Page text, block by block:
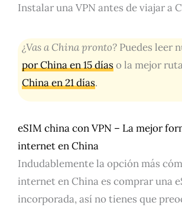
Instalar una VPN antes de viajar a
¿Vas a China pronto? Puedes leer
por China en 15 díaso la mejor
China en 21 días.
eSIM china con VPN – La mejor
internet en China
Indudablemente la opción más
internet en China es comprar una
incorporada, así no tienes que